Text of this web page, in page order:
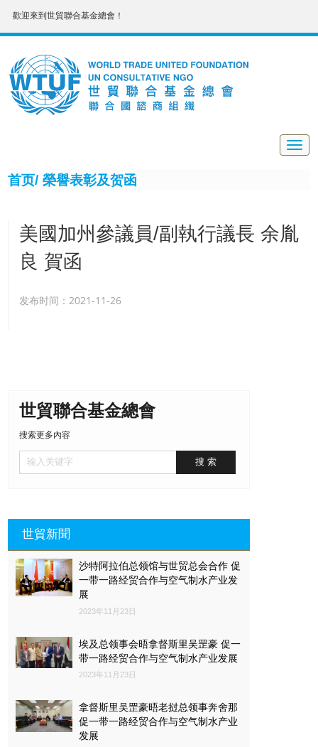
歡迎來到世貿聯合基金總會！
首页/ 榮譽表彰及贺函
美國加州參議員/副執行議長 余胤
良 賀函
发布时间：2021-11-26
世貿聯合基金總會
搜索更多內容
世貿新聞
沙特阿拉伯总领馆与世贸总会合作 促
一带一路经贸合作与空气制水产业发
展
2023年11月23日
埃及总领事会晤拿督斯里吴罡豪 促一
带一路经贸合作与空气制水产业发展
2023年11月23日
拿督斯里吴罡豪晤老挝总领事奔舍那
促一带一路经贸合作与空气制水产业
发展